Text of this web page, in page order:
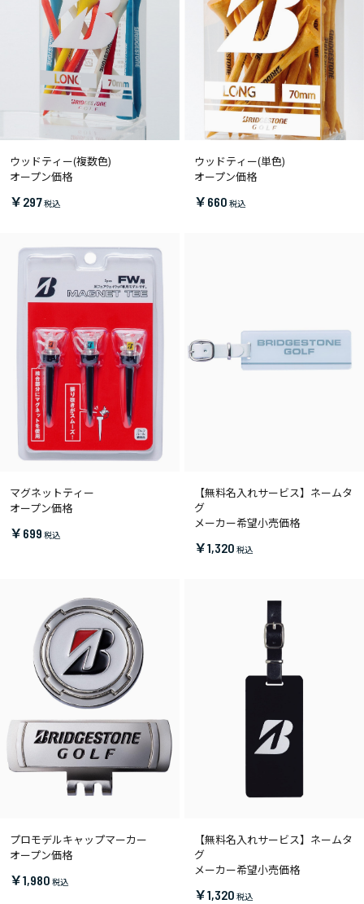
ウッドティー(複数色)
オープン価格
￥297
ウッドティー(単色)
オープン価格
￥660
マグネットティー
オープン価格
￥699
【無料名入れサービス】ネームタ
グ
メーカー希望小売価格
￥1,320
プロモデルキャップマーカー
オープン価格
￥1,980
【無料名入れサービス】ネームタ
グ
メーカー希望小売価格
￥1,320